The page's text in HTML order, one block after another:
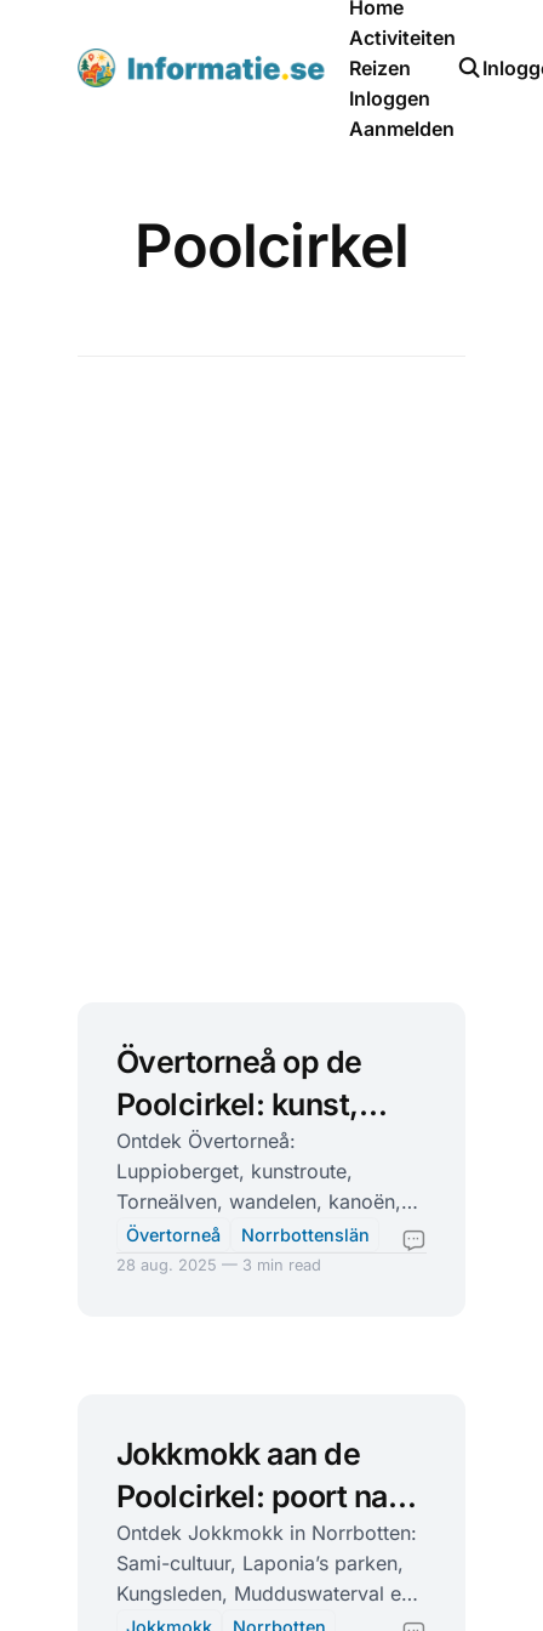
Home
Activiteiten
Reizen
Inloggen
Aanmelden
Poolcirkel
Övertorneå op de
Poolcirkel: kunst,
outdoor en Laplands
rust
Ontdek Övertorneå:
Luppioberget, kunstroute,
Torneälven, wandelen, kanoën,
skiën, fika met uitzicht en
noorderlicht langs Route 99.
Övertorneå Norrbottenslän
28 aug. 2025 — 3 min read
Jokkmokk aan de
Poolcirkel: poort naar
Laponia en Sami-
cultuur
Ontdek Jokkmokk in Norrbotten:
Sami-cultuur, Laponia’s parken,
Kungsleden, Mudduswaterval en
wintermarkt. Tips voor wandelen,
Jokkmokk Norrbotten